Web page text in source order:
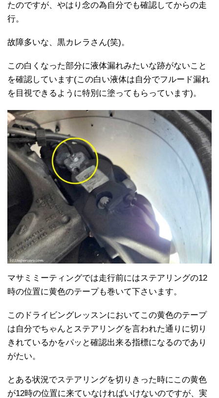
たのですが、やはり念の為自分でも確認してからの走
行。
故障多いな、黒カレラさん(笑)。
この白くなった部分に液体漏れみたいな跡がないこと
を確認しています(この白い液体は自分でフルード漏れ
を目視できるように特別に塗ってもらっています)。
マサミミーティングでは走行前にはステアリングの12
時の位置に黄色のテープも巻いて下さいます。
このドライビングレッスンにおいてこの黄色のテープ
は自分でちゃんとステアリングを言われた通りに切り
きれているかをパッと確認出来る指標になるのであり
がたい。
とある状況でステアリングを切りきった時にこの黄色
が12時の位置に来ていなければいけないのですが、実